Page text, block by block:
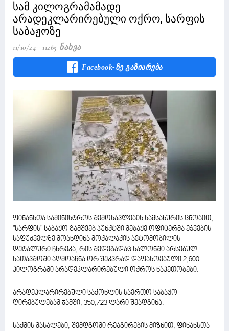
სამ კილოგრამამადე
არადეკლარირებული ოქრო, სარფის
საბაჟოზე
11/10/24 11265 Ნახვა
Facebook-Ზე Გაზიარება
ფინანსთა სამინისტროს შემოსავლების სამსახურის ცნობით,
"სარფის" საბაჟო გამშვებ პუნქტში მებაჟე ოფიცერმა ეჭვების
საფუძველზე მოახდინა მოქალაქის ავტომობილის
დეტალური ჩხრეკა, რის შედეგადაც სალონში არსებულ
სათავშოში აღმოაჩნა ორ შეკვრად დაფასოებული 2,600
კილოგრამი არადეკლარირებული ოქროს ნაკეთობები.
არადეკლარირებული საქონლის საერთო საბაჟო
ღირებულებამ ჯამში, 350,723 ლარი შეადგინა.
საქმის მასალები, შემდგომი რეაგირების მიზნით, ფინანსთა